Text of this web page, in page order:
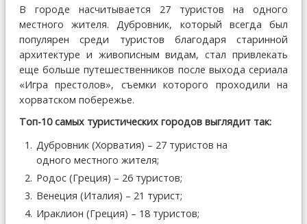
В городе насчитывается 27 туристов на одного
местного жителя. Дубровник, который всегда был
популярен среди туристов благодаря старинной
архитектуре и живописным видам, стал привлекать
еще больше путешественников после выхода сериала
«Игра престолов», съемки которого проходили на
хорватском побережье.
Топ-10 самых туристических городов выглядит так:
Дубровник (Хорватия) – 27 туристов на
одного местного жителя;
Родос (Греция) – 26 туристов;
Венеция (Италия) – 21 турист;
Ираклион (Греция) – 18 туристов;